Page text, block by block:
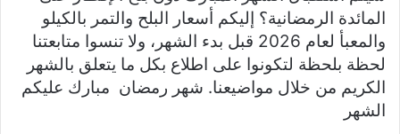
المائدة الرمضانية؟ إليكم أسعار البلح والتمر بالكيلو
والمعبأ لعام 2026 قبل بدء الشهر، ولا تنسوا متابعتنا
لحظة بلحظة لتكونوا على اطلاع بكل ما يتعلق بالشهر
الكريم من خلال مواضيعنا. شهر رمضان مبارك عليكم
الشهر